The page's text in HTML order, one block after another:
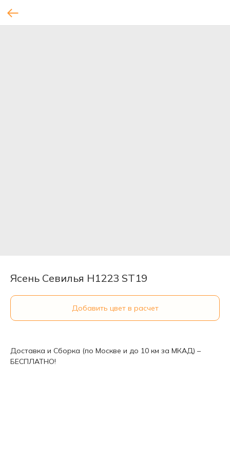
Ясень Севилья H1223 ST19
Добавить цвет в расчет
Доставка и Сборка (по Москве и до 10 км за МКАД) –
БЕСПЛАТНО!